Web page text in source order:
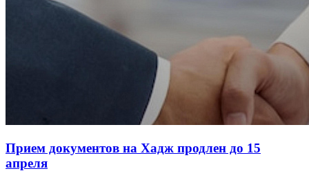
Прием документов на Хадж продлен до 15
апреля